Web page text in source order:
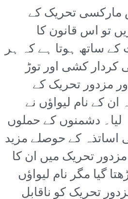
مارکسی تحریک کے
تو اس قانون کا
ساتھ ہوتا ہے کہ ہر
کردار کشی اور توڑ
مزدور تحریک کے
کے نام لیواؤں نے
دشمنوں کے حملوں
کے حوصلے مزید
مزدور تحریک میں ان کا
گیا مگر نام لیواؤں
تحریک کو ناقابلِ